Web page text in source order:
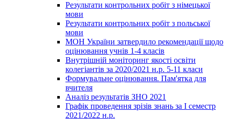
Результати контрольних робіт з німецької
мови
Результати контрольних робіт з польської
мови
МОН України затвердило рекомендації щодо
оцінювання учнів 1-4 класів
Внутрішній моніторинг якості освіти
колегіантів за 2020/2021 н.р. 5-11 класи
Формувальне оцінювання. Пам'ятка для
вчителя
Аналіз результатів ЗНО 2021
Графік проведення зрізів знань за І семестр
2021/2022 н.р.